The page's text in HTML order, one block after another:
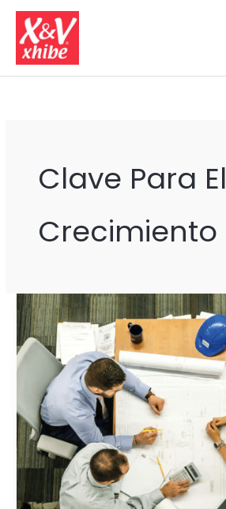
contenido
Clave Para El
Crecimiento
PLANEACIÓN
ESTRATÉGICA
PARA
PyMEs:
Clave
para
vender
más
en
punto